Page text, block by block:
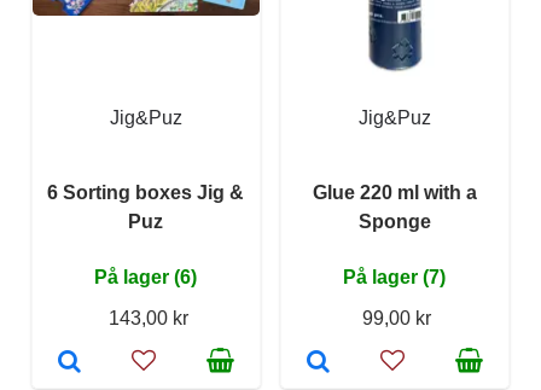
Jig&Puz
6 Sorting boxes Jig &
Puz
På lager (6)
143,00 kr
Jig&Puz
Glue 220 ml with a
Sponge
På lager (7)
99,00 kr